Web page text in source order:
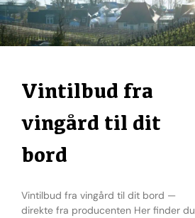
Vintilbud fra
vingård til dit
bord
Vintilbud fra vingård til dit bord —
direkte fra producenten Her finder du